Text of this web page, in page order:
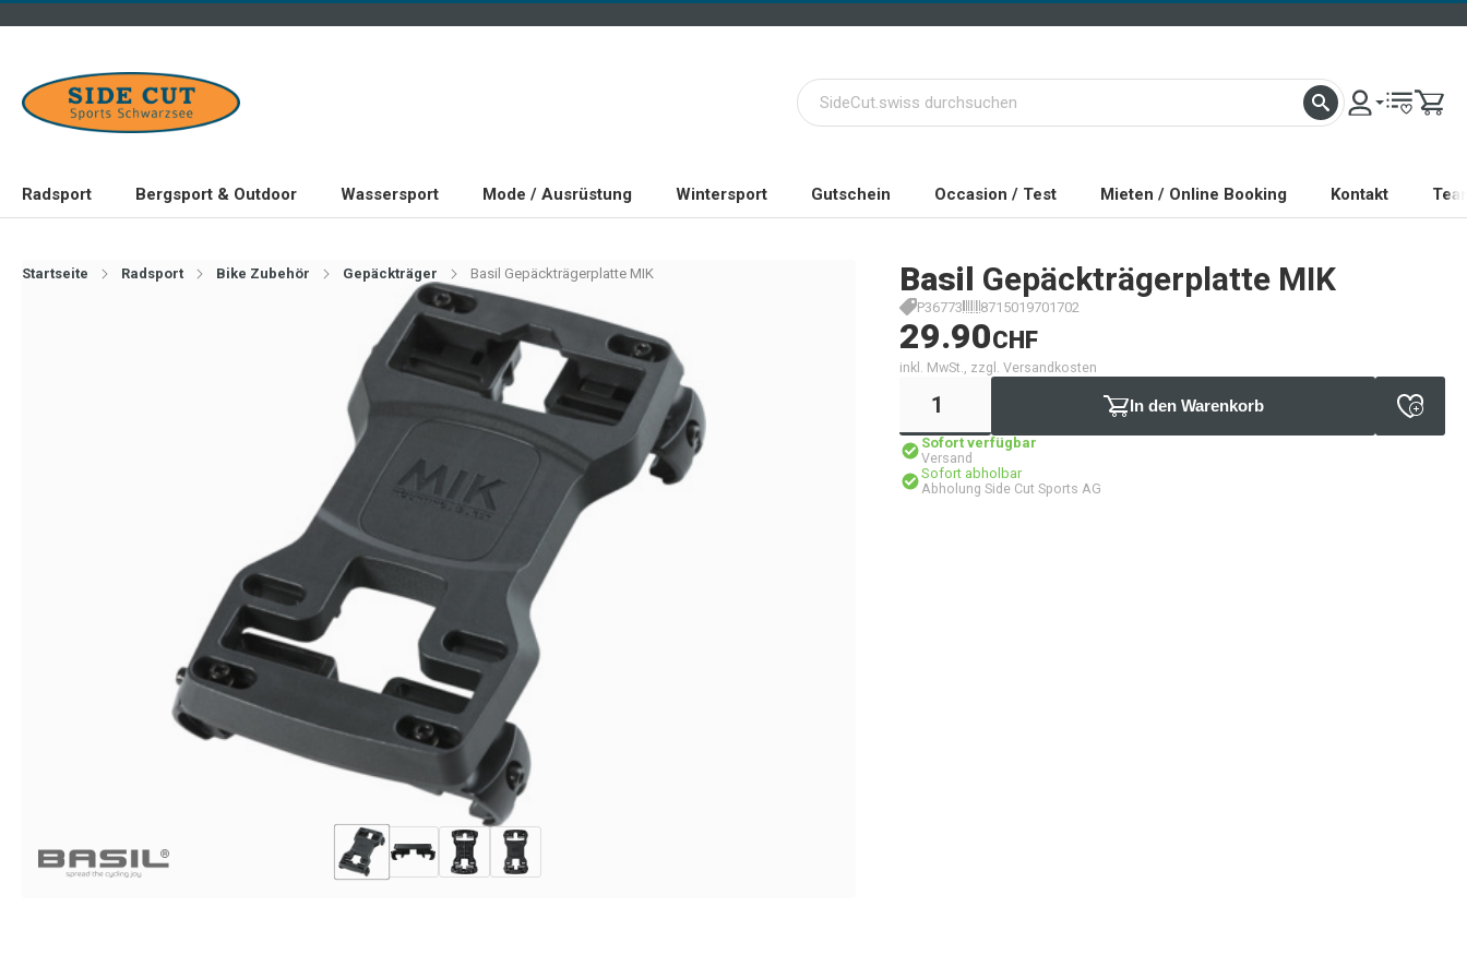
Radsport Bergsport & Outdoor Wassersport Mode / Ausrüstung Wintersport Gutschein Occasion / Test Mieten / Online Booking Kontakt
Startseite Radsport Bike Zubehör Gepäckträger Basil Gepäckträgerplatte MIK Basil Gepäckträgerplatte MIK
P36773 8715019701702
29.90CHF
inkl. MwSt., zzgl. Versandkosten
In den Warenkorb
Sofort verfügbar
Versand
Sofort abholbar
Abholung Side Cut Sports AG